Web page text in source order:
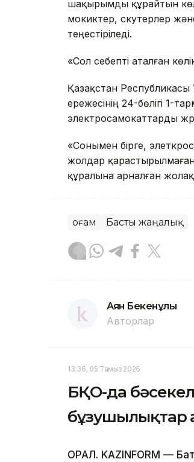
шақырымды құрайтын
мокиктер, скутерлер
теңестіріледі.
«Сол себепті аталған
Қазақстан Республикасы
ережесінің 24-бөлігі 1-
электросамокаттарды
«Сонымен бірге,
жолдар
құралына арналған
Қоғам Басты жаңалық
Аян Бекенұлы
Авторлар
13:36, 05 Тамыз 2026
БҚО-да
бұзушылықтар
ОРАЛ. KAZINFORM —